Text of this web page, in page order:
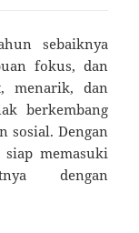
sebaiknya
fokus, dan
menarik, dan
berkembang
sosial. Dengan
memasuki
dengan